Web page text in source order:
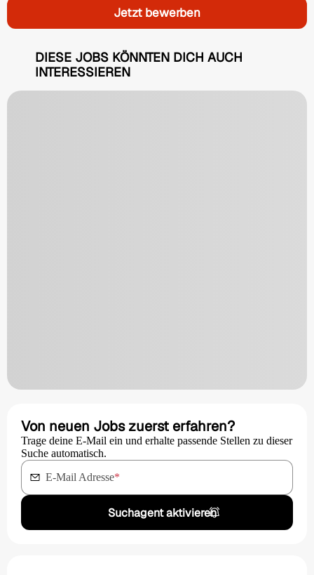
Jetzt bewerben
DIESE JOBS KÖNNTEN DICH AUCH
INTERESSIEREN
Von neuen Jobs zuerst erfahren?
Trage deine E-Mail ein und erhalte passende Stellen zu dieser
Suche automatisch.
E-Mail Adresse*
Suchagent aktivieren